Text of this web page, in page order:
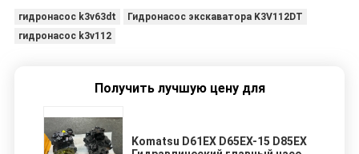
гидронасос k3v63dt
Гидронасос экскаватора K3V112DT
гидронасос k3v112
Получить лучшую цену для
Komatsu D61EX D65EX-15 D85EX